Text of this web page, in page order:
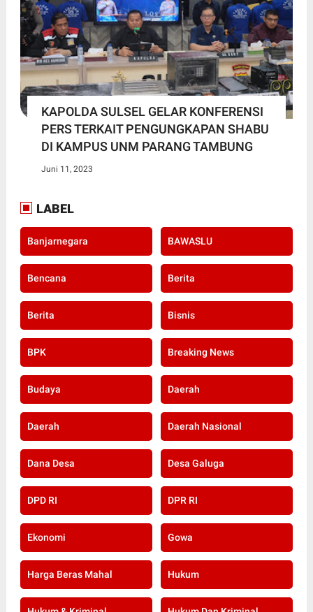
KAPOLDA SULSEL GELAR KONFERENSI
PERS TERKAIT PENGUNGKAPAN SHABU
DI KAMPUS UNM PARANG TAMBUNG
Juni 11, 2023
LABEL
Banjarnegara BAWASLU
Bencana Berita
Berita Bisnis
BPK Breaking News
Budaya Daerah
Daerah Daerah Nasional
Dana Desa Desa Galuga
DPD RI DPR RI
Ekonomi Gowa
Harga Beras Mahal Hukum